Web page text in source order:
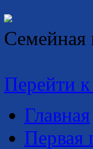
Семейная
Перейти
Главная
Первая